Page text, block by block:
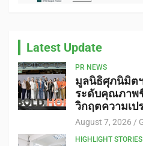
Latest Update
PR NEWS
มูลนิธิศุภนิมิต
ระดับคุณภาพชี
วิกฤตความเป
August 7, 2026
HIGHLIGHT STORIES